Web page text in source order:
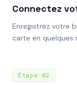
Connectez
Enregistrez votre
carte en quelques
Étape 02